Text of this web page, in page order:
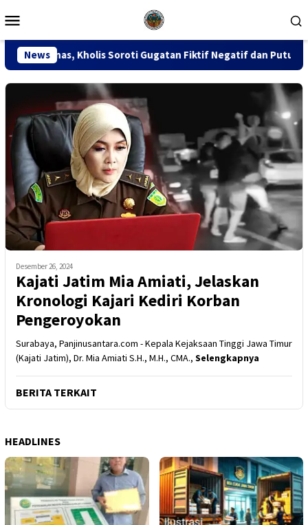
ke
Mobile
News
Soroti Gugatan Fiktif Negatif dan Putusan PK 155
Desember 26, 2024
Kajati Jatim Mia Amiati, Jelaskan
Kronologi Kajari Kediri Korban
Pengeroyokan
Surabaya, Panjinusantara.com - Kepala Kejaksaan Tinggi Jawa Timur
(Kajati Jatim), Dr. Mia Amiati S.H., M.H., CMA., Selengkapnya
BERITA TERKAIT
HEADLINES